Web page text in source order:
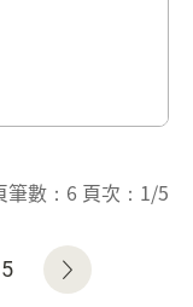
筆數：6 頁次：1/5
5